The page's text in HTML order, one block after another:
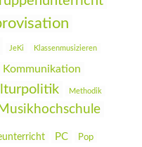
JeKi Klassenmusizieren
Kommunikation
Methodik
Musikhochschule
PC Pop